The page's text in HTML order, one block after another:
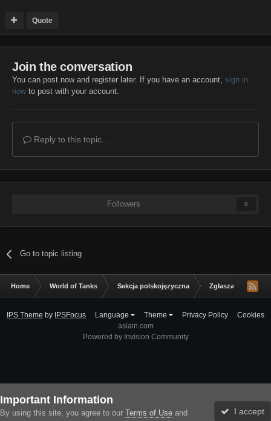
Quote
Join the conversation
You can post now and register later. If you have an account, sign in
nowto post with your account.
Reply to this topic...
Followers 0
Go to topic listing
Home World of Tanks Sekcja polskojęzyczna Zgłaszanie
IPS Theme by IPSFocus Language Theme Privacy Policy
Cookies
aslain.com
Powered by Invision Community
Important Information
By using this site, you agree to our Terms of Use and
I accept